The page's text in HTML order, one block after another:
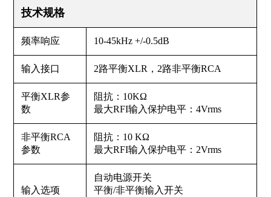
技术规格
频率响应 10-45kHz +/-0.5dB
输入接口 2路平衡XLR，2路非平衡RCA
平衡XLR参
数
阻抗：10KΩ
最大RFI输入保护电平：4Vrms
非平衡RCA
参数
阻抗：10 KΩ
最大RFI输入保护电平：2Vrms
输入选项
自动电源开关
平衡/非平衡输入开关